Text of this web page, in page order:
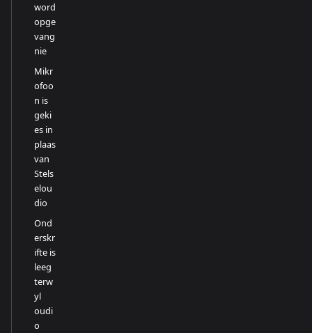
word
opge
vang
nie
Mikr
ofoo
n is
geki
es in
plaas
van
Stels
elou
dio
Ond
erskr
ifte is
leeg
terw
yl
oudi
o